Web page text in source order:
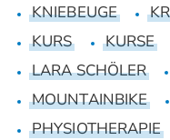
KNIEBEUGE
KURS
KURSE
LARA SCHÖLER
MOUNTAINBIKE
PHYSIOTHERAPIE